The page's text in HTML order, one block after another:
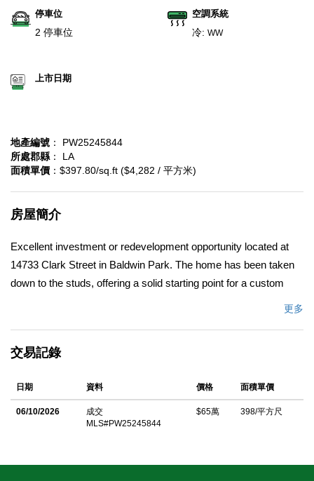
停車位
2 停車位
空調系統
冷: WW
上市日期
地產編號 ： PW25245844
所處郡縣 ： LA
面積單價 ：$397.80/sq.ft ($4,282 / 平方米)
房屋簡介
Excellent investment or redevelopment opportunity located at
14733 Clark Street in Baldwin Park. The home has been taken
down to the studs, offering a solid starting point for a custom
an accessory dwelling unit (ADU). Conveniently situated near
property is being sold as-is and presents strong potential in a
well-established neighborhood of Baldwin Park.
更多
交易記錄
日期 資料 價格 面積單價
06/10/2026
成交
MLS#PW25245844
$65萬 398/平方尺